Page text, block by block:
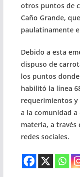
otros puntos de
Caño Grande,
paulatinamente
Debido a esta
dispuso de
los puntos
habilitó la línea
requerimientos
a la comunidad a
materia, a través
redes sociales.